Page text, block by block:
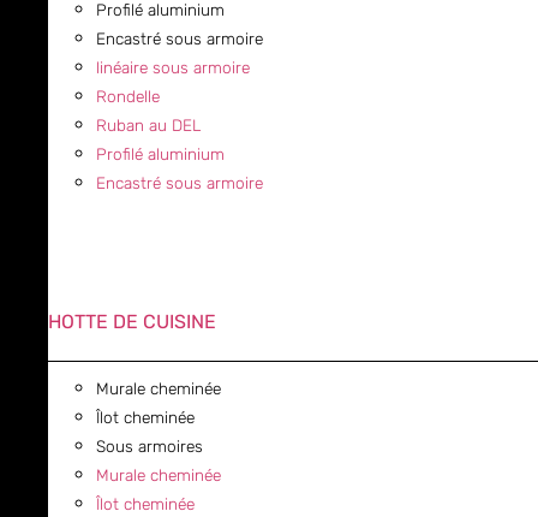
Profilé aluminium
Encastré sous armoire
linéaire sous armoire
Rondelle
Ruban au DEL
Profilé aluminium
Encastré sous armoire
HOTTE DE CUISINE
Murale cheminée
Îlot cheminée
Sous armoires
Murale cheminée
Îlot cheminée